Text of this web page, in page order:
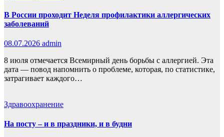
В России проходит Неделя профилактики аллергических
заболеваний
08.07.2026 admin
8 июля отмечается Всемирный день борьбы с аллергией. Эта
дата — повод напомнить о проблеме, которая, по статистике,
затрагивает каждого…
Здравоохранение
На посту – и в праздники, и в будни